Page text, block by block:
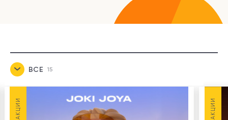
ВСЕ 15
АКЦИИ АКЦИИ